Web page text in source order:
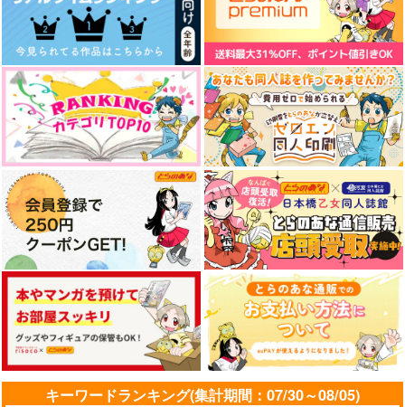
作品詳細 作品詳細 作品詳細
〈土佐弁辞典〉こじゃ
んと増量 土佐弁いろ
いろかいろ
版況乱
1,257円（税込）
陸奥守吉行
サンプル
作品詳細
本丸日々草
阿修羅の如く
707円 （税込）
陸奥守吉行×肥前忠広
サンプル
作品詳細
字書きの肥前は神絵師
陸奥守に表紙を描いて
欲しい
かもがわうどん
787円（税込）
陸奥守吉行×肥前忠広
サンプル
作品詳細
視線の先
サークル
専売 770円（税込）
刀剣乱舞
山姥切長義×山姥切国広
サンプル
カート
常闇の先、光明の日々
【再版】
白黒パラノイア
専売 1,100円（税込）
刀剣乱舞
山姥切長義×山姥切国広
サンプル
カート
手のひらに初恋
honey:xxx
472 円（税込）
刀剣乱舞
山姥切国広×山姥切長義
サンプル
カート
キーワードランキング(集計期間：07/30～08/05)